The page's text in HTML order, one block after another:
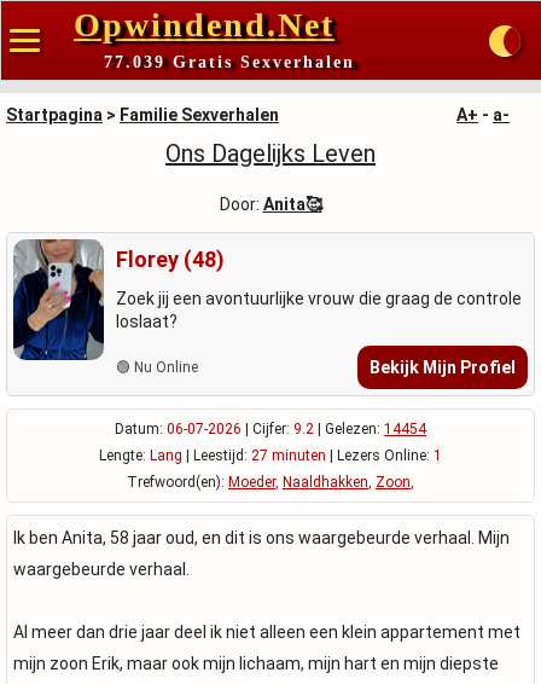
Opwindend.Net
77.039 Gratis Sexverhalen
Startpagina > Familie Sexverhalen A+ - a-
Ons Dagelijks Leven
Door: Anita🥰
Florey (48)
Zoek jij een avontuurlijke vrouw die graag de controle
loslaat?
🟢 Nu Online Bekijk Mijn Profiel
Datum: 06-07-2026 | Cijfer: 9.2 | Gelezen: 14454
Lengte: Lang | Leestijd: 27 minuten | Lezers Online: 1
Trefwoord(en): Moeder, Naaldhakken, Zoon,
Ik ben Anita, 58 jaar oud, en dit is ons waargebeurde verhaal. Mijn
waargebeurde verhaal.
Al meer dan drie jaar deel ik niet alleen een klein appartement met
mijn zoon Erik, maar ook mijn lichaam, mijn hart en mijn diepste